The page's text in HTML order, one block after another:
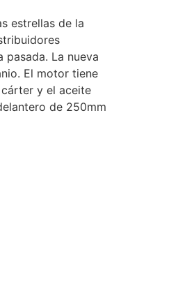
estrellas de la
pasada. La nueva
El motor tiene
y el aceite
de 250mm